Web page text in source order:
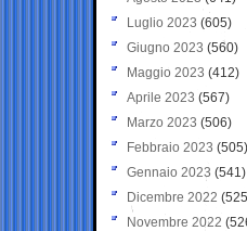
Luglio 2023 (605)
Giugno 2023 (560)
Maggio 2023 (412)
Aprile 2023 (567)
Marzo 2023 (506)
Febbraio 2023 (505)
Gennaio 2023 (541)
Dicembre 2022
Novembre 2022